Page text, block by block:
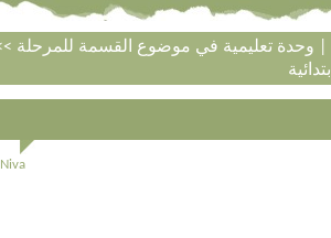
وحدة تعليمية في موضوع القسمة للمرحلة
Niva